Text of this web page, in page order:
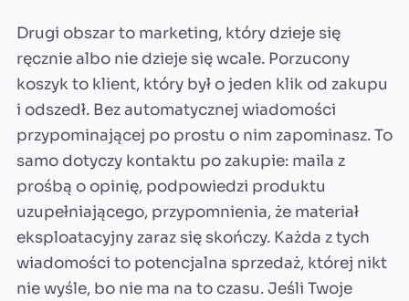
Drugi obszar to marketing, który dzieje się
ręcznie albo nie dzieje się wcale. Porzucony
koszyk to klient, który był o jeden klik od zakupu
i odszedł. Bez automatycznej wiadomości
przypominającej po prostu o nim zapominasz. To
samo dotyczy kontaktu po zakupie: maila z
prośbą o opinię, podpowiedzi produktu
uzupełniającego, przypomnienia, że materiał
eksploatacyjny zaraz się skończy. Każda z tych
wiadomości to potencjalna sprzedaż, której nikt
nie wyśle, bo nie ma na to czasu. Jeśli Twoje